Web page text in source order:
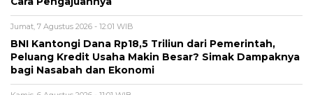
Jumat, 7 Agustus 2026 - 12:01 WIB
BNI Kantongi Dana Rp18,5 Triliun dari Pemerintah,
Peluang Kredit Usaha Makin Besar? Simak Dampaknya
bagi Nasabah dan Ekonomi